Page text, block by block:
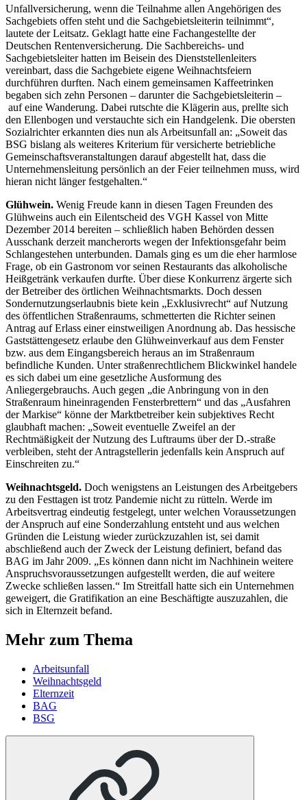
Unfallversicherung, wenn die Teilnahme allen Angehörigen des
Sachgebiets offen steht und die Sachgebietsleiterin teilnimmt“,
lautete der Leitsatz. Geklagt hatte eine Fachangestellte der
Deutschen Rentenversicherung. Die Sachbereichs- und
Sachgebietsleiter hatten im Beisein des Dienststellenleiters
vereinbart, dass die Sachgebiete eigene Weihnachtsfeiern
durchführen durften. Nach einem gemeinsamen Kaffeetrinken
begaben sich zehn Personen – darunter die Sachgebietsleiterin –
auf eine Wanderung. Dabei rutschte die Klägerin aus, prellte sich
den Ellenbogen und verstauchte sich ein Handgelenk. Die obersten
Sozialrichter erkannten dies nun als Arbeitsunfall an: „Soweit das
BSG bislang als weiteres Kriterium für versicherte betriebliche
Gemeinschaftsveranstaltungen darauf abgestellt hat, dass die
Unternehmensleitung persönlich an der Feier teilnehmen muss, wird
hieran nicht länger festgehalten.“
Glühwein. Wenig Freude kann in diesen Tagen Freunden des
Glühweins auch ein Eilentscheid des VGH Kassel von Mitte
Dezember 2014 bereiten – schließlich haben Behörden dessen
Ausschank derzeit mancherorts wegen der Infektionsgefahr beim
Schlangestehen unterbunden. Damals ging es um die eher harmlose
Frage, ob ein Gastronom vor seinen Restaurants das alkoholische
Heißgetränk verkaufen durfte. Über diese Konkurrenz ärgerte sich
der Betreiber des örtlichen Weihnachtsmarkts. Doch dessen
Sondernutzungserlaubnis biete kein „Exklusivrecht“ auf Nutzung
des öffentlichen Straßenraums, schmetterten die Richter seinen
Antrag auf Erlass einer einstweiligen Anordnung ab. Das hessische
Gaststättengesetz erlaube den Glühweinverkauf aus dem Fenster
bzw. aus dem Eingangsbereich heraus an im Straßenraum
befindliche Kunden. Unter straßenrechtlichem Blickwinkel handele
es sich dabei um eine gesetzliche Ausformung des
Anliegergebrauchs. Auch gegen „die Anbringung von in den
Straßenraum hineinragenden Fensterbrettern“ und das „Ausfahren
der Markise“ könne der Marktbetreiber kein subjektives Recht
glaubhaft machen: „Soweit eventuelle Zweifel an der
Rechtmäßigkeit der Nutzung des Luftraums über der D.-straße
verbleiben, steht der Antragstellerin jedenfalls kein Anspruch auf
Einschreiten zu.“
Weihnachtsgeld. Doch wenigstens an Leistungen des Arbeitgebers
zu den Festtagen ist trotz Pandemie nicht zu rütteln. Werde im
Arbeitsvertrag eindeutig festgelegt, unter welchen Voraussetzungen
der Anspruch auf eine Sonderzahlung entsteht und aus welchen
Gründen die Leistung wieder zurückzuzahlen ist, sei damit
abschließend auch der Zweck der Leistung definiert, befand das
BAG im Jahr 2009. „Es können dann nicht im Nachhinein weitere
Anspruchsvoraussetzungen aufgestellt werden, die auf weitere
Zwecke schließen lassen.“ Im Streitfall hatte sich ein Unternehmen
geweigert, die Gratifikation an eine Beschäftigte auszuzahlen, die
sich in Elternzeit befand.
Mehr zum Thema
Arbeitsunfall
Weihnachtsgeld
Elternzeit
BAG
BSG